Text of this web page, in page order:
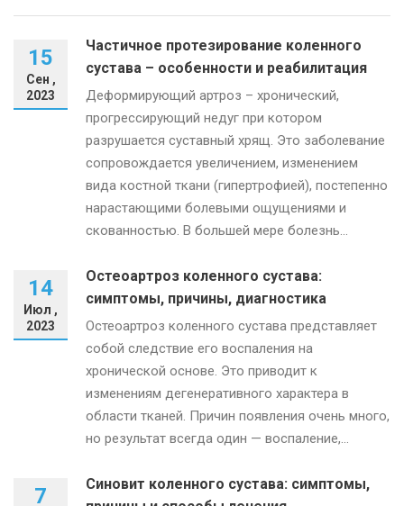
15
Сен ,
2023
Частичное протезирование коленного
сустава – особенности и реабилитация
Деформирующий артроз – хронический,
прогрессирующий недуг при котором
разрушается суставный хрящ. Это заболевание
сопровождается увеличением, изменением
вида костной ткани (гипертрофией), постепенно
нарастающими болевыми ощущениями и
скованностью. В большей мере болезнь...
14
Июл ,
2023
Остеоартроз коленного сустава:
симптомы, причины, диагностика
Остеоартроз коленного сустава представляет
собой следствие его воспаления на
хронической основе. Это приводит к
изменениям дегенеративного характера в
области тканей. Причин появления очень много,
но результат всегда один — воспаление,...
7
Синовит коленного сустава: симптомы,